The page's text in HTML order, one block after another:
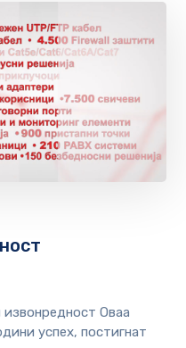
Оваа
успех, постигнат